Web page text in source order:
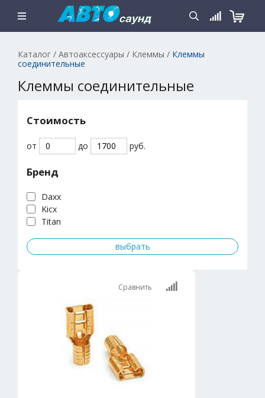
Каталог / Автоаксессуары / Клеммы / Клеммы
соединительные
Клеммы соединительные
Стоимость
от до руб.
Бренд
Daxx
Kicx
Titan
Сравнить